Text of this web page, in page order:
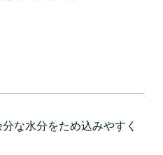
な水分をため込みやすく